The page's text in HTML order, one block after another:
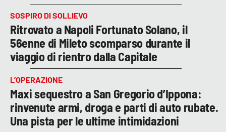
SOSPIRO DI SOLLIEVO
Ritrovato a Napoli Fortunato Solano, il
56enne di Mileto scomparso durante il
viaggio di rientro dalla Capitale
L’OPERAZIONE
Maxi sequestro a San Gregorio d’Ippona:
rinvenute armi, droga e parti di auto rubate.
Una pista per le ultime intimidazioni